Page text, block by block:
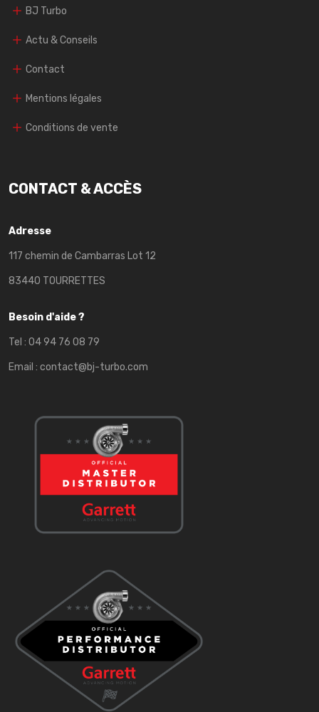
BJ Turbo
Actu & Conseils
Contact
Mentions légales
Conditions de vente
CONTACT & ACCÈS
Adresse
117 chemin de Cambarras Lot 12
83440 TOURRETTES
Besoin d'aide ?
Tel : 04 94 76 08 79
Email : contact@bj-turbo.com